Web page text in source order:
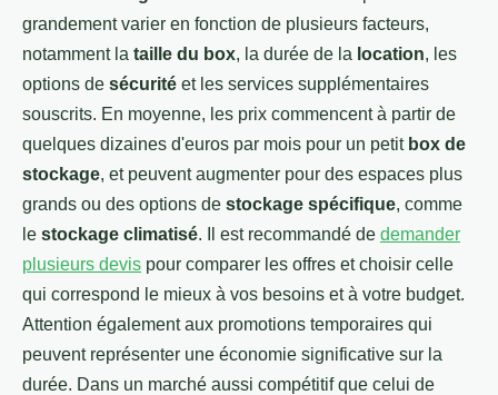
grandement varier en fonction de plusieurs facteurs,
notamment la taille du box, la durée de la location, les
options de sécurité et les services supplémentaires
souscrits. En moyenne, les prix commencent à partir de
quelques dizaines d'euros par mois pour un petit box de
stockage, et peuvent augmenter pour des espaces plus
grands ou des options de stockage spécifique, comme
le stockage climatisé. Il est recommandé de demander
plusieurs devis pour comparer les offres et choisir celle
qui correspond le mieux à vos besoins et à votre budget.
Attention également aux promotions temporaires qui
peuvent représenter une économie significative sur la
durée. Dans un marché aussi compétitif que celui de